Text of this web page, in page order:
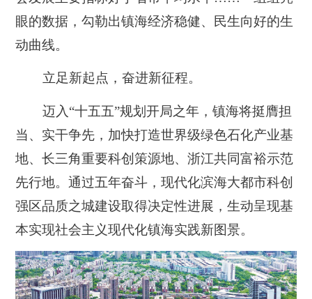
眼的数据，勾勒出镇海经济稳健、民生向好的生
动曲线。
立足新起点，奋进新征程。
迈入“十五五”规划开局之年，镇海将挺膺担
当、实干争先，加快打造世界级绿色石化产业基
地、长三角重要科创策源地、浙江共同富裕示范
先行地。通过五年奋斗，现代化滨海大都市科创
强区品质之城建设取得决定性进展，生动呈现基
本实现社会主义现代化镇海实践新图景。